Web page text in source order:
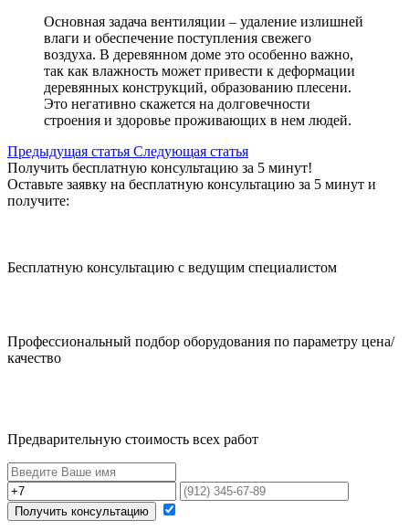
Основная задача вентиляции – удаление излишней
влаги и обеспечение поступления свежего
воздуха. В деревянном доме это особенно важно,
так как влажность может привести к деформации
деревянных конструкций, образованию плесени.
Это негативно скажется на долговечности
строения и здоровье проживающих в нем людей.
Предыдущая статья Cледующая статья
Получить бесплатную консультацию за 5 минут!
Оставьте заявку на бесплатную консультацию за 5 минут и
получите:
Бесплатную консультацию с ведущим специалистом
Профессиональный подбор оборудования по параметру цена/
качество
Предварительную стоимость всех работ
Получить консультацию